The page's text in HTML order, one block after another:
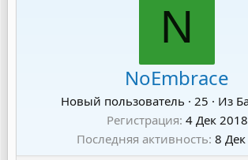
N
NoEmbrace
Новый пользователь · 25 · Из
Регистрация 4 Дек 2018
Последняя активность 8